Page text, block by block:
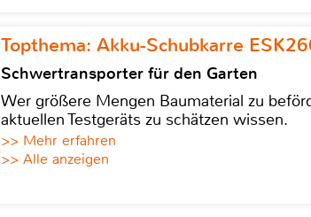
Topthema: Akku-Schubkarre
Schwertransporter für den Garten
Wer größere Mengen Baumaterial zu
aktuellen Testgeräts zu schätzen wissen.
>> Mehr erfahren
>> Alle anzeigen